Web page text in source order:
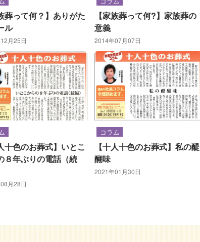
葬って何？】ありがた
ル
月25日
【家族葬って何?】家族葬の
意義
2014年07月07日
十色のお葬式】いとこ
８年ぶりの電話（続
月28日
コラム
【十人十色のお葬式】私の醍
醐味
2021年01月30日